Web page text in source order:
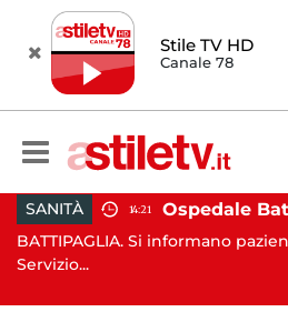
Stile TV HD
Canale 78
SANITÀ 14:21
BATTIPAGLIA. Si informano
Servizio...